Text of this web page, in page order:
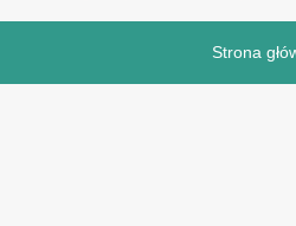
Strona